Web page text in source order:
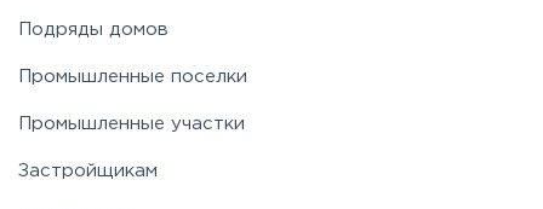
Носовихинское
Рогачёвское
Подряды домов
Промышленные поселки
Промышленные участки
Застройщикам